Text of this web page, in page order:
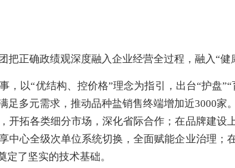
把正确政绩观深度融入企业经营全过程，融入“健
， 以“优结构、控价格”理念为指引，出台“护盘”“
足多元需求，推动品种盐销售终端增加近3000家
开拓各类细分市场，深化省际合作；在品牌建设
中心全级次单位系统切换，全面赋能企业治理；
定了坚实的技术基础。